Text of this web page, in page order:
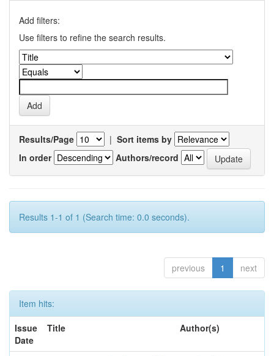
Add filters:
Use filters to refine the search results.
Results/Page | Sort items by
In order
Authors/record
Results 1-1 of 1 (Search time: 0.0 seconds).
previous 1 next
Item hits:
Issue
Date
Title Author(s)